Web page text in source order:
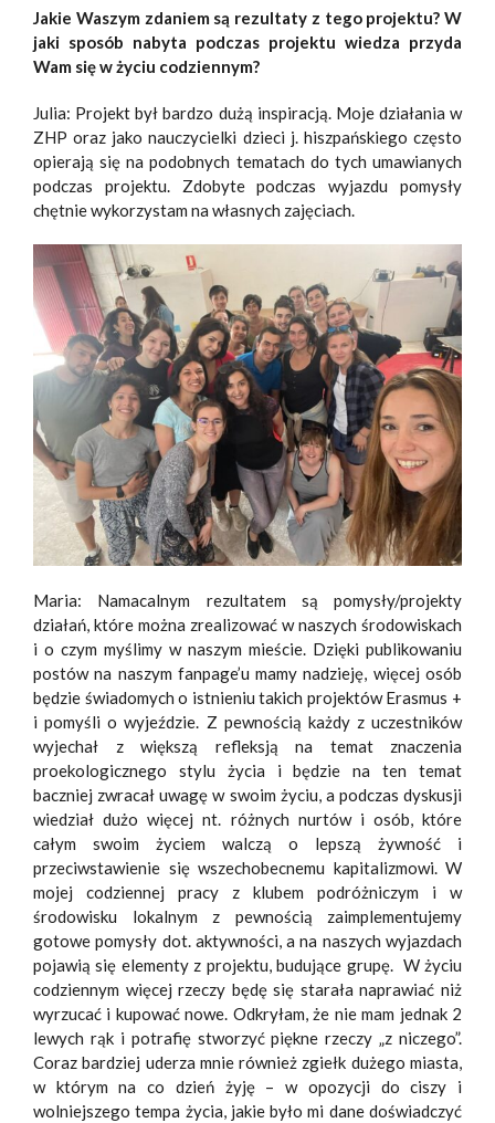
Jakie Waszym zdaniem są rezultaty z tego projektu? W
jaki sposób nabyta podczas projektu wiedza przyda
Wam się w życiu codziennym?
Julia: Projekt był bardzo dużą inspiracją. Moje działania w
ZHP oraz jako nauczycielki dzieci j. hiszpańskiego często
opierają się na podobnych tematach do tych umawianych
podczas projektu. Zdobyte podczas wyjazdu pomysły
chętnie wykorzystam na własnych zajęciach.
Maria: Namacalnym rezultatem są pomysły/projekty
działań, które można zrealizować w naszych środowiskach
i o czym myślimy w naszym mieście. Dzięki publikowaniu
postów na naszym fanpage’u mamy nadzieję, więcej osób
będzie świadomych o istnieniu takich projektów Erasmus +
i pomyśli o wyjeździe. Z pewnością każdy z uczestników
wyjechał z większą refleksją na temat znaczenia
proekologicznego stylu życia i będzie na ten temat
baczniej zwracał uwagę w swoim życiu, a podczas dyskusji
wiedział dużo więcej nt. różnych nurtów i osób, które
całym swoim życiem walczą o lepszą żywność i
przeciwstawienie się wszechobecnemu kapitalizmowi. W
mojej codziennej pracy z klubem podróżniczym i w
środowisku lokalnym z pewnością zaimplementujemy
gotowe pomysły dot. aktywności, a na naszych wyjazdach
pojawią się elementy z projektu, budujące grupę. W życiu
codziennym więcej rzeczy będę się starała naprawiać niż
wyrzucać i kupować nowe. Odkryłam, że nie mam jednak 2
lewych rąk i potrafię stworzyć piękne rzeczy „z niczego”.
Coraz bardziej uderza mnie również zgiełk dużego miasta,
w którym na co dzień żyję – w opozycji do ciszy i
wolniejszego tempa życia, jakie było mi dane doświadczyć